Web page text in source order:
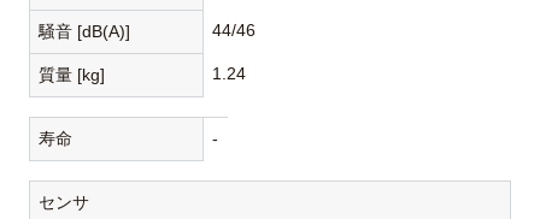
騒音 [dB(A)] 44/46
質量 [kg] 1.24
寿命 -
センサ